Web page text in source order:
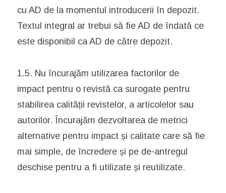
cu AD de la momentul introducerii în depozit.
Textul integral ar trebui să fie AD de îndată ce
este disponibil ca AD de către depozit.
1.5. Nu încurajăm utilizarea factorilor de
impact pentru o revistă ca surogate pentru
stabilirea calității revistelor, a articolelor sau
autorilor. Încurajăm dezvoltarea de metrici
alternative pentru impact și calitate care să fie
mai simple, de încredere și pe de-antregul
deschise pentru a fi utilizate și reutilizate.